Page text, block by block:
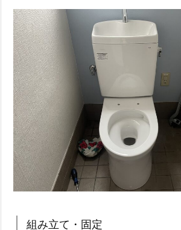
組み立て・固定